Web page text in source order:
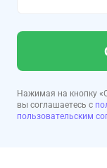
Нажимая на кнопку
вы соглашаетесь с
пользовательским